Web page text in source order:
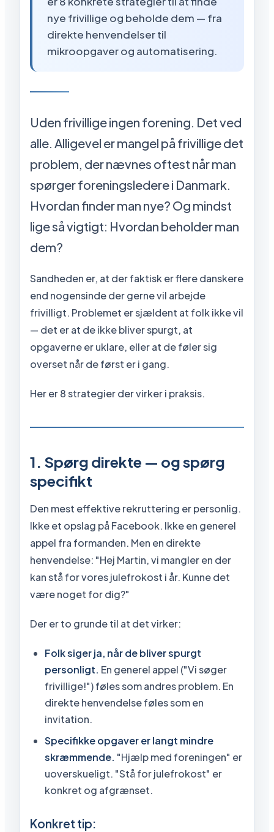
nye frivillige og beholde dem — fra
direkte henvendelser til
mikroopgaver og automatisering.
Uden frivillige ingen forening. Det ved
alle. Alligevel er mangel på frivillige det
problem, der nævnes oftest når man
spørger foreningsledere i Danmark.
Hvordan finder man nye? Og mindst
lige så vigtigt: Hvordan beholder man
dem?
Sandheden er, at der faktisk er flere danskere
end nogensinde der gerne vil arbejde
frivilligt. Problemet er sjældent at folk ikke vil
— det er at de ikke bliver spurgt, at
opgaverne er uklare, eller at de føler sig
overset når de først er i gang.
Her er 8 strategier der virker i praksis.
1. Spørg direkte — og spørg
specifikt
Den mest effektive rekruttering er personlig.
Ikke et opslag på Facebook. Ikke en generel
appel fra formanden. Men en direkte
henvendelse: "Hej Martin, vi mangler en der
kan stå for vores julefrokost i år. Kunne det
være noget for dig?"
Der er to grunde til at det virker:
Folk siger ja, når de bliver spurgt
personligt. En generel appel ("Vi søger
frivillige!") føles som andres problem. En
direkte henvendelse føles som en
invitation.
Specifikke opgaver er langt mindre
skræmmende. "Hjælp med foreningen" er
uoverskueligt. "Stå for julefrokost" er
konkret og afgrænset.
Konkret tip: